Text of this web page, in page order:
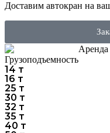
Доставим автокран на
Грузоподъемность
14 т
16 т
25 т
30 т
32 т
35 т
40 т